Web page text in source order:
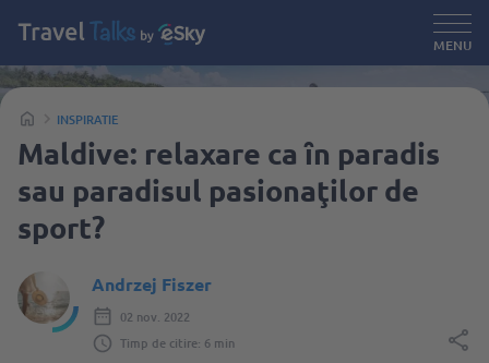
MENU
INSPIRATIE
Maldive: relaxare ca ȋn paradis
sau paradisul pasionaţilor de
sport?
Andrzej Fiszer
02 nov. 2022
Timp de citire: 6 min